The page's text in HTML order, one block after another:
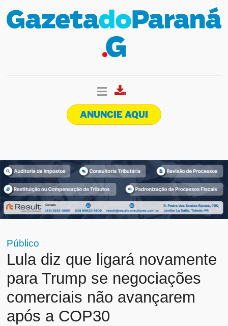
ANUNCIE AQUI
Público
Lula diz que ligará novamente
para Trump se negociações
comerciais não avançarem
após a COP30